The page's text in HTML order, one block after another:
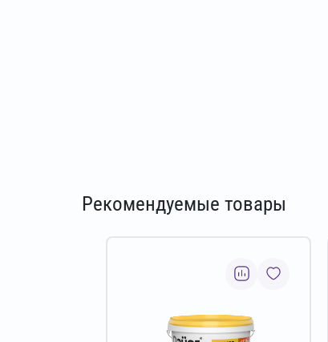
Рекомендуемые товары